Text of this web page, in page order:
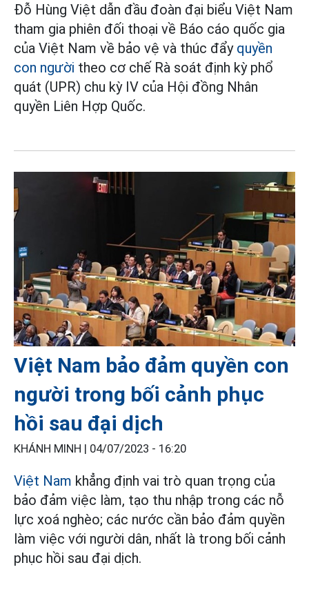
Đỗ Hùng Việt dẫn đầu đoàn đại biểu Việt Nam
tham gia phiên đối thoại về Báo cáo quốc gia
của Việt Nam về bảo vệ và thúc đẩy quyền
con người theo cơ chế Rà soát định kỳ phổ
quát (UPR) chu kỳ IV của Hội đồng Nhân
quyền Liên Hợp Quốc.
Việt Nam bảo đảm quyền con
người trong bối cảnh phục
hồi sau đại dịch
KHÁNH MINH | 04/07/2023 - 16:20
Việt Nam khẳng định vai trò quan trọng của
bảo đảm việc làm, tạo thu nhập trong các nỗ
lực xoá nghèo; các nước cần bảo đảm quyền
làm việc với người dân, nhất là trong bối cảnh
phục hồi sau đại dịch.